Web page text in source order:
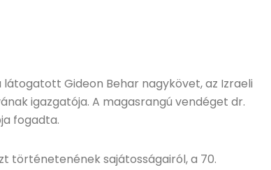
Gideon Behar nagykövet, az Izraeli
igazgatója. A magasrangú vendéget dr.
fogadta.
történetenének sajátosságairól, a 70.